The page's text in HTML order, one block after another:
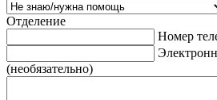
Отделение
Номер
(необязательно)